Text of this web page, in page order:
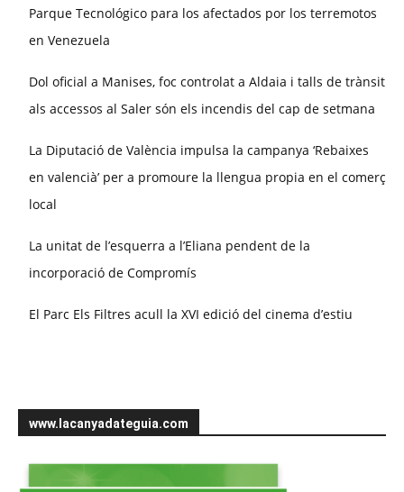
Parque Tecnológico para los afectados por los terremotos
en Venezuela
Dol oficial a Manises, foc controlat a Aldaia i talls de trànsit
als accessos al Saler són els incendis del cap de setmana
La Diputació de València impulsa la campanya ‘Rebaixes
en valencià’ per a promoure la llengua propia en el comerç
local
La unitat de l’esquerra a l’Eliana pendent de la
incorporació de Compromís
El Parc Els Filtres acull la XVI edició del cinema d’estiu
www.lacanyadateguia.com